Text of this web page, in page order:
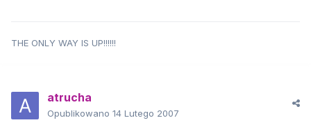
THE ONLY WAY IS UP!!!!!!
atrucha
Opublikowano 14 Lutego 2007